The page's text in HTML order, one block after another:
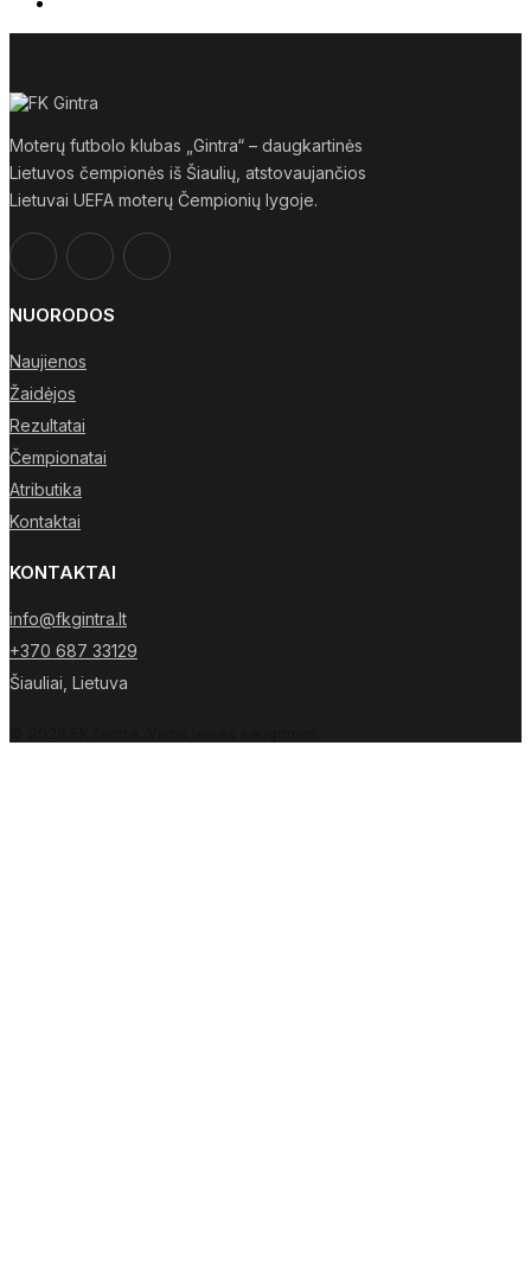
Moterų futbolo klubas „Gintra“ – daugkartinės
Lietuvos čempionės iš Šiaulių, atstovaujančios
Lietuvai UEFA moterų Čempionių lygoje.
NUORODOS
Naujienos
Žaidėjos
Rezultatai
Čempionatai
Atributika
Kontaktai
KONTAKTAI
info@fkgintra.lt
+370 687 33129
Šiauliai, Lietuva